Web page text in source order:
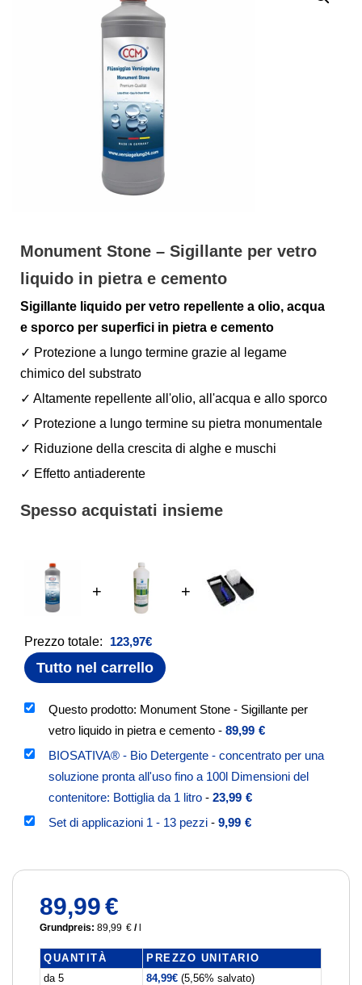
Monument Stone – Sigillante per vetro
liquido in pietra e cemento
Sigillante liquido per vetro repellente a olio, acqua
e sporco per superfici in pietra e cemento
✓ Protezione a lungo termine grazie al legame
chimico del substrato
✓ Altamente repellente all'olio, all'acqua e allo sporco
✓ Protezione a lungo termine su pietra monumentale
✓ Riduzione della crescita di alghe e muschi
✓ Effetto antiaderente
Spesso acquistati insieme
+ +
Prezzo totale: 123,97€
Tutto nel carrello
Questo prodotto: Monument Stone - Sigillante per
vetro liquido in pietra e cemento - 89,99 €
BIOSATIVA® - Bio Detergente - concentrato per una
soluzione pronta all'uso fino a 100l Dimensioni del
contenitore: Bottiglia da 1 litro - 23,99 €
Set di applicazioni 1 - 13 pezzi - 9,99 €
89,99€
Grundpreis:89,99 € /
QUANTITÀ
PREZZO UNITARIO
da 5
84,99€ (5,56% salvato)